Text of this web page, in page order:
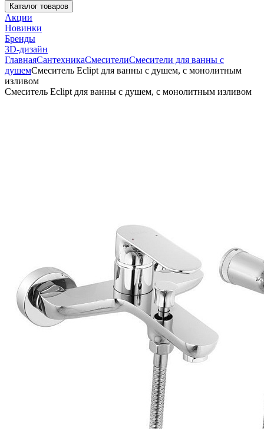
Каталог товаров
Акции
Новинки
Бренды
3D-дизайн
ГлавнаяСантехникаСмесителиСмесители для ванны с
душемСмеситель Eclipt для ванны с душем, с монолитным
изливом
Смеситель Eclipt для ванны с душем, с монолитным изливом